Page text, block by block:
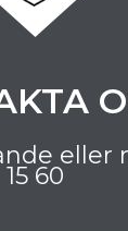
eller
15 60